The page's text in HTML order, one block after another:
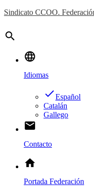
Sindicato CCOO.
search
language
Idiomas
doneEspañol
Catalán
Gallego
email
Contacto
home
Portada Federación